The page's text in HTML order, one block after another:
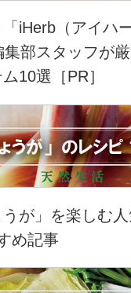
iHerb（アイハ
集部スタッフが
10選［PR］
が」を楽しむ
め記事